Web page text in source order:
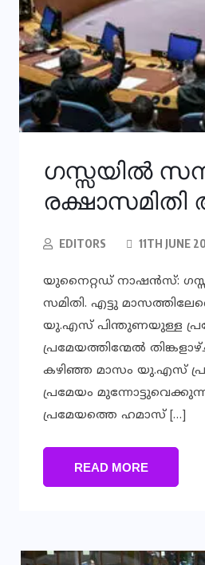
ഗസ്സയില്‍
രക്ഷാസമിതി
EDITORS 11TH JUNE
യുനൈറ്റഡ് നാഷന്‍സ്:
സമിതി. എട്ടു
യു.എസ് പിന്തുണയുള്ള
പ്രമേയത്തിന്മേല്‍
കഴിഞ്ഞ മാസം യു.എസ്
പ്രമേയം
പ്രമേയത്തെ ഹമാസ് […]
READ MORE